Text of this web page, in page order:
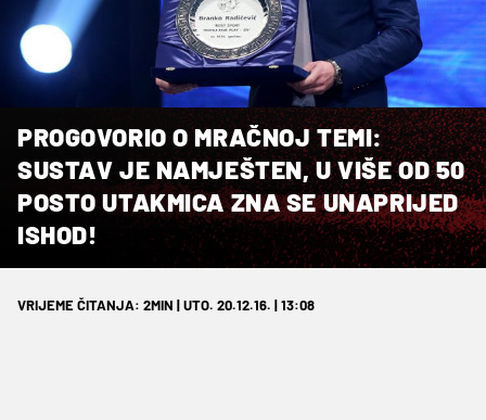
PROGOVORIO O MRAČNOJ TEMI:
SUSTAV JE NAMJEŠTEN, U VIŠE OD 50
POSTO UTAKMICA ZNA SE UNAPRIJED
ISHOD!
VRIJEME ČITANJA: 2MIN | UTO. 20.12.16. | 13:08